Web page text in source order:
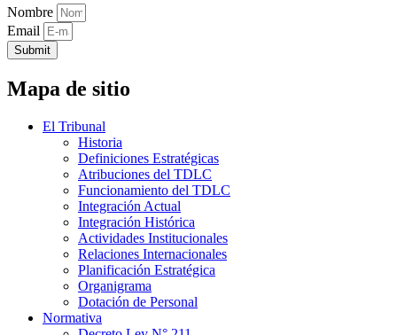
Nombre
Email
Submit
Mapa de sitio
El Tribunal
Historia
Definiciones Estratégicas
Atribuciones del TDLC
Funcionamiento del TDLC
Integración Actual
Integración Histórica
Actividades Institucionales
Relaciones Internacionales
Planificación Estratégica
Organigrama
Dotación de Personal
Normativa